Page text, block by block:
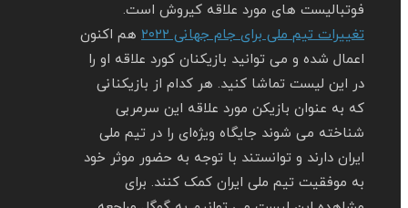
فوتبالیست های مورد علاقه کیروش است.
تغییرات تیم ملی برای جام جهانی ۲۰۲۲
هم اکنون
اعمال شده و می توانید بازیکنان کورد علاقه او را
در این لیست تماشا کنید. هر کدام از بازیکنانی
که به عنوان بازیکن مورد علاقه این سرمربی
شناخته می‌ شوند جایگاه ویژه‌ای را در تیم ملی
ایران دارند و توانستند با توجه به حضور موثر خود
به موفقیت تیم ملی ایران کمک کنند. برای